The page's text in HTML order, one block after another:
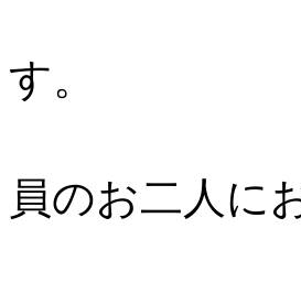
条により
議事録署
員のお二人
それで